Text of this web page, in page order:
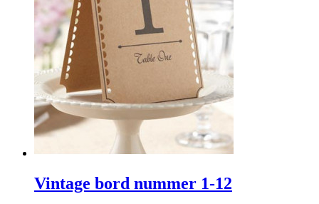
Vintage bord nummer 1-12